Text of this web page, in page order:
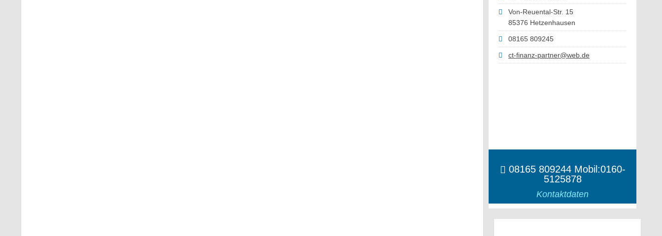
Von-Reuental-Str. 15
85376 Hetzenhausen
08165 809245
ct-finanz-partner@web.de
08165 809244 Mobil:0160-
5125878
Kontaktdaten